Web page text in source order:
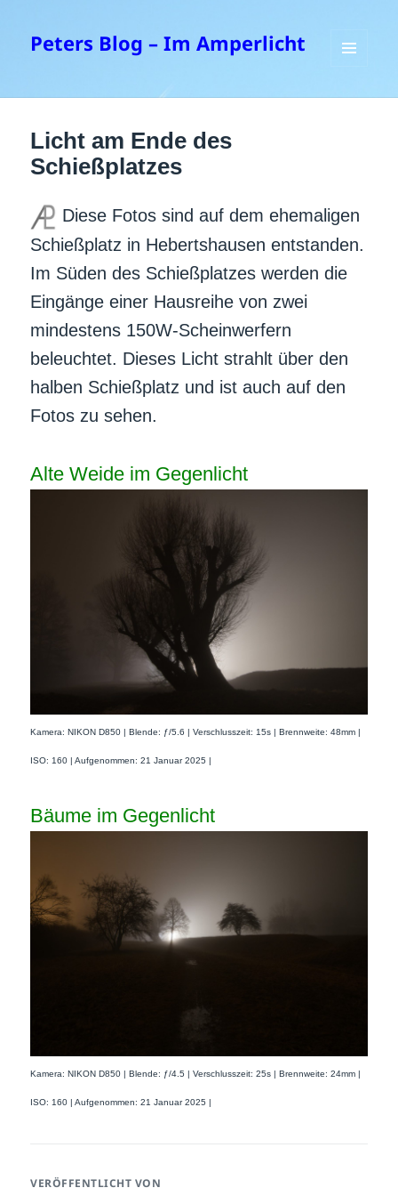
Peters Blog – Im Amperlicht
Licht am Ende des
Schießplatzes
Diese Fotos sind auf dem ehemaligen
Schießplatz in Hebertshausen entstanden.
Im Süden des Schießplatzes werden die
Eingänge einer Hausreihe von zwei
mindestens 150W-Scheinwerfern
beleuchtet. Dieses Licht strahlt über den
halben Schießplatz und ist auch auf den
Fotos zu sehen.
Alte Weide im Gegenlicht
Kamera: NIKON D850 | Blende: ƒ/5.6 | Verschlusszeit: 15s | Brennweite: 48mm |
ISO: 160 | Aufgenommen: 21 Januar 2025 |
Bäume im Gegenlicht
Kamera: NIKON D850 | Blende: ƒ/4.5 | Verschlusszeit: 25s | Brennweite: 24mm |
ISO: 160 | Aufgenommen: 21 Januar 2025 |
VERÖFFENTLICHT VON